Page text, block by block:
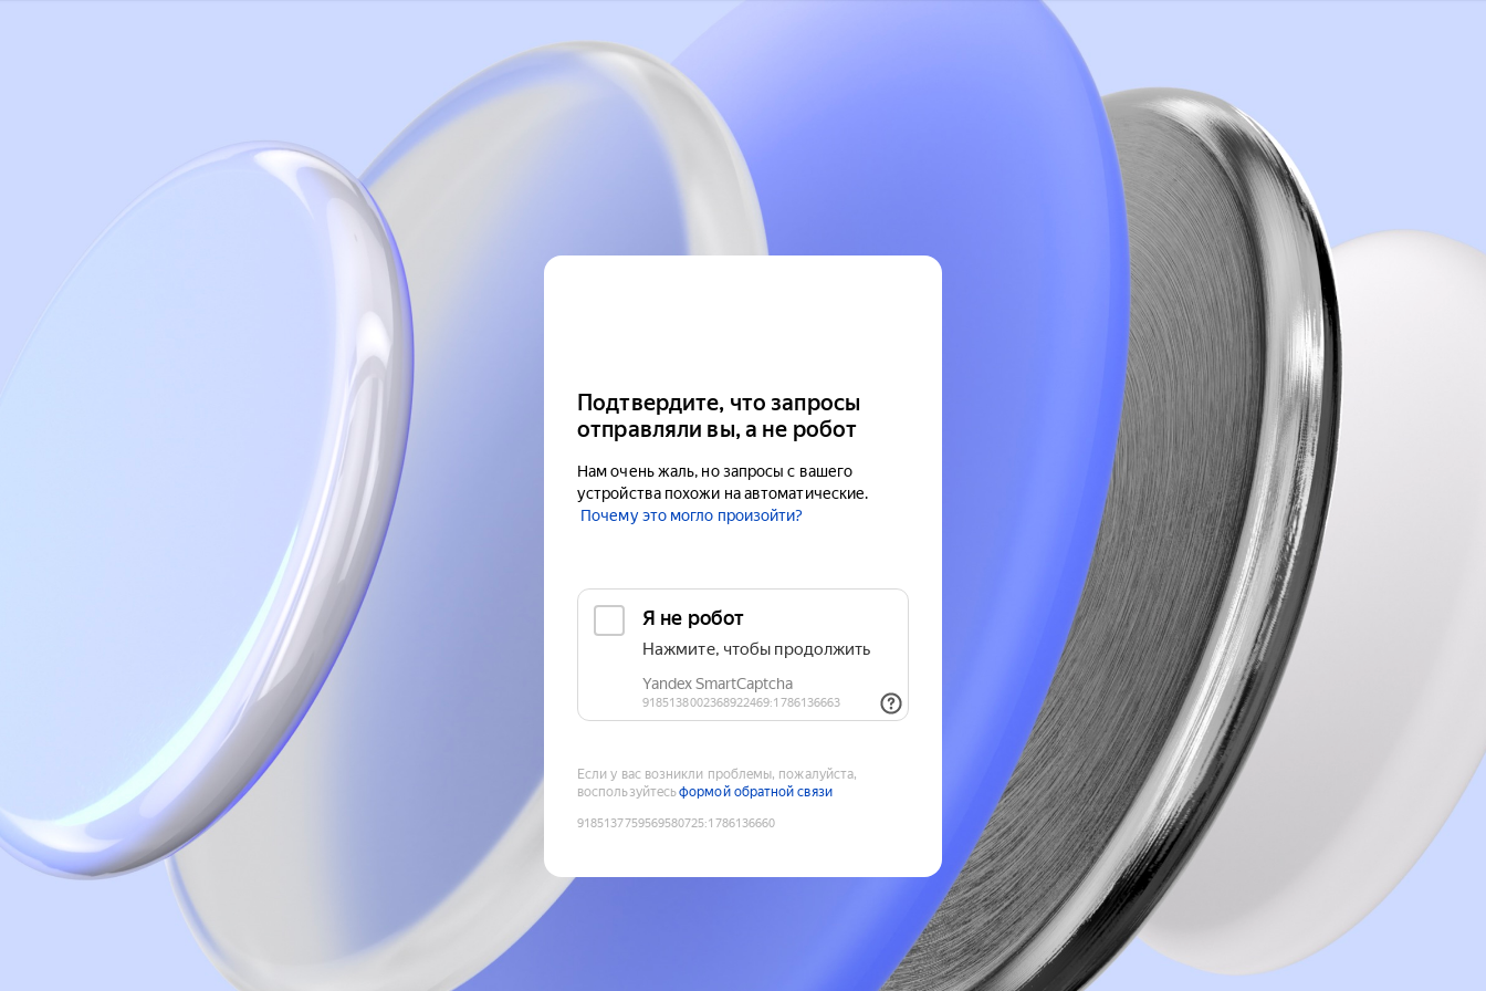
Подтвердите, что запросы
отправляли вы, а не робот
Нам очень жаль, но запросы с вашего
устройства похожи на автоматические.
Почему это могло произойти?
Если у вас возникли проблемы, пожалуйста,
воспользуйтесьформой обратной связи
9185137759569580725:1786136660